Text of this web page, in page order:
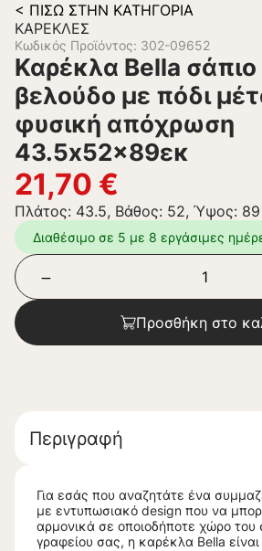
< ΠΊΣΩ ΣΤΗΝ ΚΑΤΗΓΟΡΊΑ
ΚΑΡΈΚΛΕΣ
Κωδικός Προϊόντος: 302-09652
Καρέκλα Bella
βελούδο με πόδι
φυσική απόχρωση
43.5x52x89εκ
21,70 €
Πλάτος: 43.5, Βάθος: 52, Ύψος:
Διαθέσιμο σε 5 με 8 εργάσιμες
Προσθήκη στο
Περιγραφή
Για εσάς που αναζητάτε ένα
με εντυπωσιακό design που να
αρμονικά σε οποιοδήποτε χώρο του
γραφείου σας, η καρέκλα Bella